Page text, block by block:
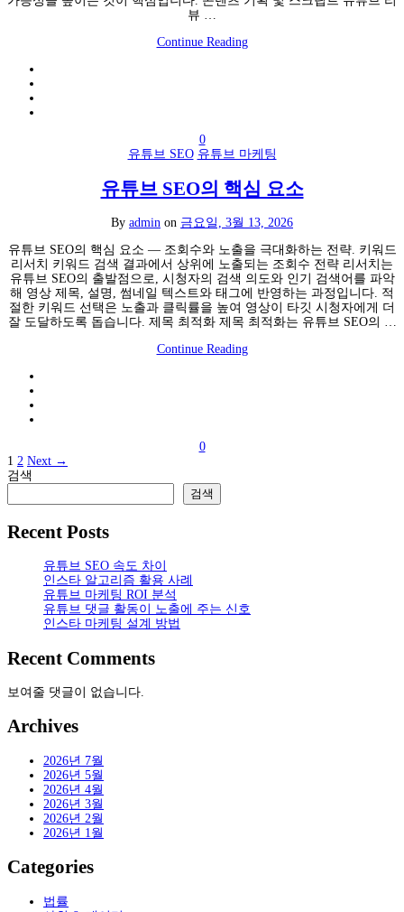
뷰 …
Continue Reading
0
유튜브 SEO 유튜브 마케팅
유튜브 SEO의 핵심 요소
By admin on 금요일, 3월 13, 2026
유튜브 SEO의 핵심 요소 — 조회수와 노출을 극대화하는 전략. 키워드
리서치 키워드 검색 결과에서 상위에 노출되는 조회수 전략 리서치는
유튜브 SEO의 출발점으로, 시청자의 검색 의도와 인기 검색어를 파악
해 영상 제목, 설명, 썸네일 텍스트와 태그에 반영하는 과정입니다. 적
절한 키워드 선택은 노출과 클릭률을 높여 영상이 타깃 시청자에게 더
잘 도달하도록 돕습니다. 제목 최적화 제목 최적화는 유튜브 SEO의 …
Continue Reading
0
글
페
이
지
1 2 Next →
검색
검색
Recent Posts
유튜브 SEO 속도 차이
인스타 알고리즘 활용 사례
유튜브 마케팅 ROI 분석
유튜브 댓글 활동이 노출에 주는 신호
인스타 마케팅 설계 방법
Recent Comments
보여줄 댓글이 없습니다.
Archives
2026년 7월
2026년 5월
2026년 4월
2026년 3월
2026년 2월
2026년 1월
Categories
법률